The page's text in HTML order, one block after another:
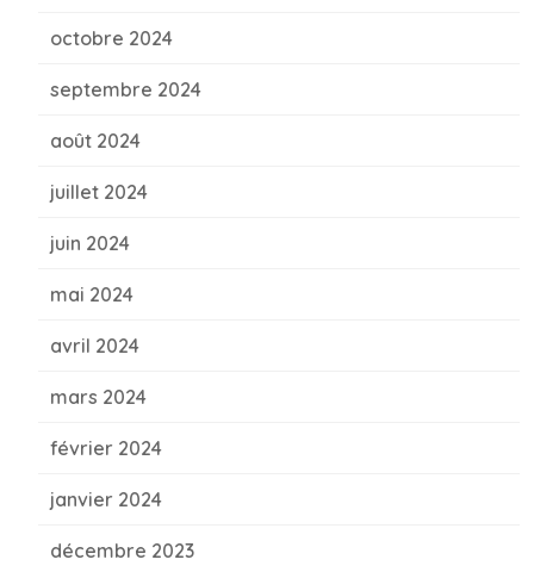
octobre 2024
septembre 2024
août 2024
juillet 2024
juin 2024
mai 2024
avril 2024
mars 2024
février 2024
janvier 2024
décembre 2023